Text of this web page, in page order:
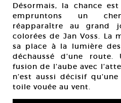
Désormais, la chance
empruntons un
réapparaître au grand
colorées de Jan Voss. La
sa place à la lumière
déchaussé d’une
fusion de l’aube avec
n’est aussi décisif
toile vouée au vent.